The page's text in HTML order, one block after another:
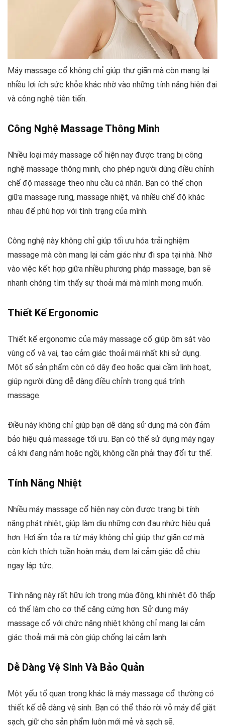
Máy massage cổ không chỉ giúp thư giãn mà còn mang lại
nhiều lợi ích sức khỏe khác nhờ vào những tính năng hiện đại
và công nghệ tiên tiến.
Công Nghệ Massage Thông Minh
Nhiều loại máy massage cổ hiện nay được trang bị công
nghệ massage thông minh, cho phép người dùng điều chỉnh
chế độ massage theo nhu cầu cá nhân. Bạn có thể chọn
giữa massage rung, massage nhiệt, và nhiều chế độ khác
nhau để phù hợp với tình trạng của mình.
Công nghệ này không chỉ giúp tối ưu hóa trải nghiệm
massage mà còn mang lại cảm giác như đi spa tại nhà. Nhờ
vào việc kết hợp giữa nhiều phương pháp massage, bạn sẽ
nhanh chóng tìm thấy sự thoải mái mà mình mong muốn.
Thiết Kế Ergonomic
Thiết kế ergonomic của máy massage cổ giúp ôm sát vào
vùng cổ và vai, tạo cảm giác thoải mái nhất khi sử dụng.
Một số sản phẩm còn có dây đeo hoặc quai cầm linh hoạt,
giúp người dùng dễ dàng điều chỉnh trong quá trình
massage.
Điều này không chỉ giúp bạn dễ dàng sử dụng mà còn đảm
bảo hiệu quả massage tối ưu. Bạn có thể sử dụng máy ngay
cả khi đang nằm hoặc ngồi, không cần phải thay đổi tư thế.
Tính Năng Nhiệt
Nhiều máy massage cổ hiện nay còn được trang bị tính
năng phát nhiệt, giúp làm dịu những cơn đau nhức hiệu quả
hơn. Hơi ấm tỏa ra từ máy không chỉ giúp thư giãn cơ mà
còn kích thích tuần hoàn máu, đem lại cảm giác dễ chịu
ngay lập tức.
Tính năng này rất hữu ích trong mùa đông, khi nhiệt độ thấp
có thể làm cho cơ thể căng cứng hơn. Sử dụng máy
massage cổ với chức năng nhiệt không chỉ mang lại cảm
giác thoải mái mà còn giúp chống lại cảm lạnh.
Dễ Dàng Vệ Sinh Và Bảo Quản
Một yếu tố quan trọng khác là máy massage cổ thường có
thiết kế dễ dàng vệ sinh. Bạn có thể tháo rời vỏ máy để giặt
sạch, giữ cho sản phẩm luôn mới mẻ và sạch sẽ.